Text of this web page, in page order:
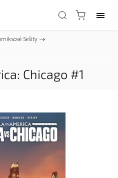
Sešity /
Chicago #1